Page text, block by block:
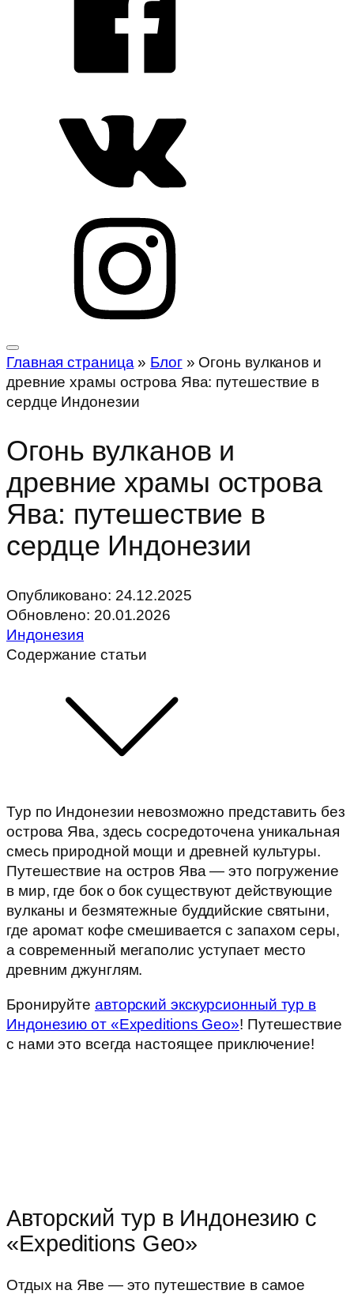
Главная страница » Блог» Огонь вулканов и
древние храмы острова Ява: путешествие в
сердце Индонезии
Огонь вулканов и
древние храмы острова
Ява: путешествие в
сердце Индонезии
Опубликовано: 24.12.2025
Обновлено: 20.01.2026
Индонезия
Содержание статьи
Тур по Индонезии невозможно представить без
острова Ява, здесь сосредоточена уникальная
смесь природной мощи и древней культуры.
Путешествие на остров Ява — это погружение
в мир, где бок о бок существуют действующие
вулканы и безмятежные буддийские святыни,
где аромат кофе смешивается с запахом серы,
а современный мегаполис уступает место
древним джунглям.
Бронируйте авторский экскурсионный тур в
Индонезию от «Expeditions Geo»! Путешествие
с нами это всегда настоящее приключение!
Авторский тур в Индонезию с
«Expeditions Geo»
Отдых на Яве — это путешествие в самое